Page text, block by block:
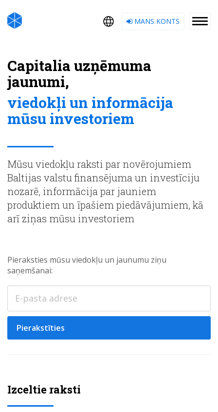
MANS KONTS
Capitalia uzņēmuma
jaunumi,
viedokļi un informācija
mūsu investoriem
Mūsu viedokļu raksti par novērojumiem
Baltijas valstu finansējuma un investīciju
nozarē, informācija par jauniem
produktiem un īpašiem piedāvājumiem, kā
arī ziņas mūsu investoriem
Pieraksties mūsu viedokļu un jaunumu ziņu
saņemšanai:
Pierakstīties
Izceltie raksti